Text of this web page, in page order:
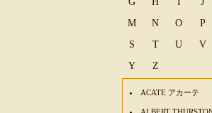
M
N O P
S
T U V
Y
Z
ACATE アカーテ